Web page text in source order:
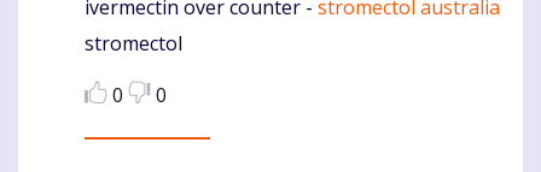
Komentaras
ivermectin over counter - stromectol australia
stromectol
0
0